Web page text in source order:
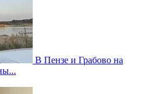
В Пензе и Грабово на